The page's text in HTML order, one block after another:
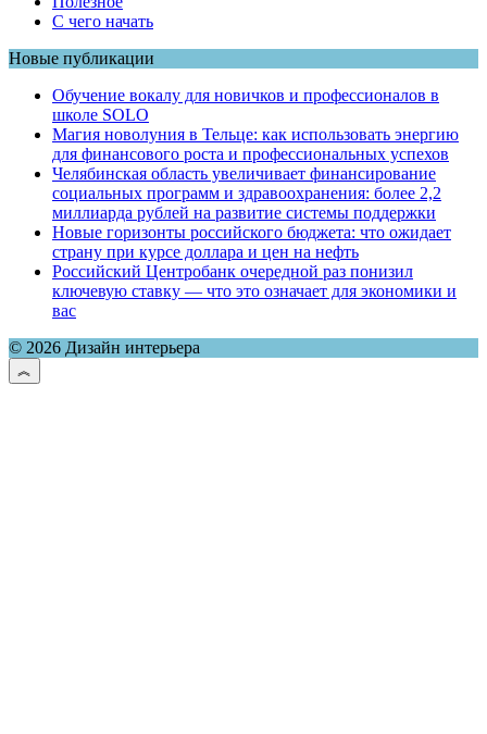
С чего начать
Новые публикации
Обучение вокалу для новичков и профессионалов в
школе SOLO
Магия новолуния в Тельце: как использовать энергию
для финансового роста и профессиональных успехов
Челябинская область увеличивает финансирование
социальных программ и здравоохранения: более 2,2
миллиарда рублей на развитие системы поддержки
Новые горизонты российского бюджета: что ожидает
страну при курсе доллара и цен на нефть
Российский Центробанк очередной раз понизил
ключевую ставку — что это означает для экономики и
вас
© 2026 Дизайн интерьера